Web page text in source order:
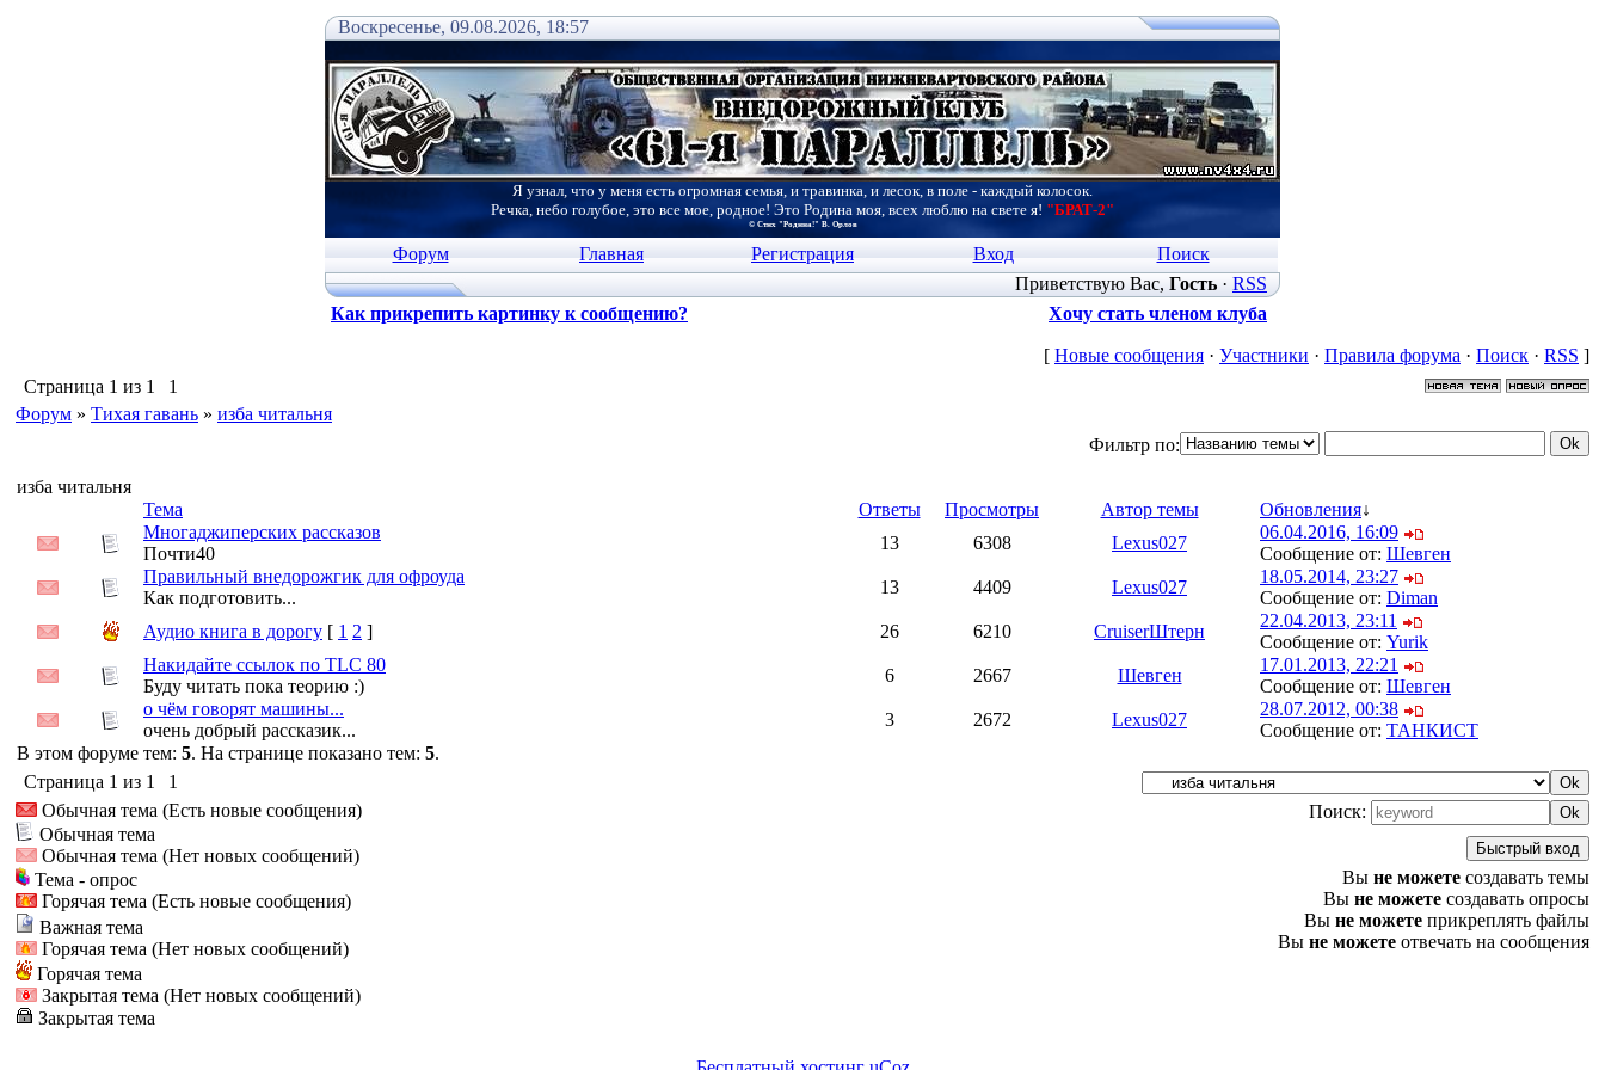
Воскресенье, 09.08.2026, 18:57
Я узнал, что у меня есть огромная семья, и травинка, и лесок, в поле - каждый колосок.
Речка, небо голубое, это все мое, родное! Это Родина моя, всех люблю на свете я! "БРАТ-2"
© Стих "Родина!" В. Орлов
Форум Главная Регистрация Вход
Поиск
Приветствую Вас, Гость· RSS
Как прикрепить картинку к сообщению?
Хочу стать членом клуба
[ Новые сообщения · Участники · Правила форума · Поиск · RSS ]
Страница 1 из 1
1
Форум » Тихая гавань » изба читальня
Фильтр по:
изба читальня
Тема
Ответы Просмотры Автор темы Обновления↓
Многаджиперских рассказов
Почти40
13 6308 Lexus027
06.04.2016, 16:09
Сообщение от: Шевген
Правильный внедорожгик для офроуда
Как подготовить...
13 4409 Lexus027
18.05.2014, 23:27
Сообщение от: Diman
Аудио книга в дорогу [ 1 2 ] 26 6210 СruiserШтерн
22.04.2013, 23:11
Сообщение от: Yurik
Накидайте ссылок по TLC 80
Буду читать пока теорию :)
6 2667 Шевген
17.01.2013, 22:21
Сообщение от: Шевген
о чём говорят машины...
очень добрый рассказик...
3 2672 Lexus027
28.07.2012, 00:38
Сообщение от: ТАНКИСТ
В этом форуме тем: 5. На странице показано тем: 5.
Страница 1 из 1
1
Обычная тема (Есть новые сообщения)
Обычная тема
Обычная тема (Нет новых сообщений)
Тема - опрос
Горячая тема (Есть новые сообщения)
Важная тема
Горячая тема (Нет новых сообщений)
Горячая тема
Закрытая тема (Нет новых сообщений)
Закрытая тема
Поиск:
Вы не можете создавать темы
Вы не можете создавать опросы
Вы не можете прикреплять файлы
Вы не можете отвечать на сообщения